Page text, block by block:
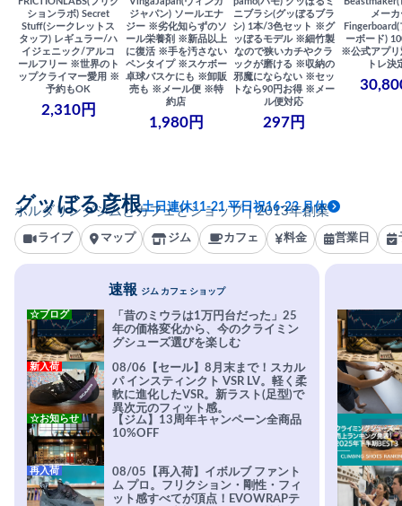
ションラボ) Secret
Stuff(シークレットス
タッフ) レギュラー/ハ
イジェニック/アルコ
ールフリー ※世界のト
ップクライマー愛用 ※
予約もOK
2,310円
ジャパン) ソールエナ
ジー ※劣化知らずのソ
ール栄養剤 ※新品以上
に復活 ※手を汚さない
ペンタイプ ※スケボー
卓球バスケにも ※卸販
売も ※メール便 ※特
約店
1,980円
ニブラシ(グッぼるブラ
シ) 1本/3色セット ※グ
ッぼるモデル ※細竹製
なので狭いカチやクラ
ックが磨ける ※収納の
邪魔にならない ※セッ
トなら90円お得 ※メー
ル便対応
297円
メーカ
ーボード)
※公式アプ
トレ決
ボルダリングジムとカフェとショップ｜2013年創業
グッぼる彦根土日連休11-21 平日祝16-23 月休
ライブ マップ ジム カフェ 料金 営業日
速報 ジム カフェ ショップ
「昔のミウラは1万円台だった」25
年の価格変化から、今のクライミン
グシューズ選びを楽しむ
☆ブログ
08/06【セール】8月末まで！スカル
パ インスティンクト VSR LV。軽く柔
軟に進化したVSR。新ラスト(足型)で
異次元のフィット感。
新入荷
【ジム】13周年キャンペーン全商品
10%OFF
☆お知らせ
08/05【再入荷】イボルブ ファント
ム プロ。フリクション・剛性・フィ
ット感すべてが頂点！EVOWRAPテ
再入荷